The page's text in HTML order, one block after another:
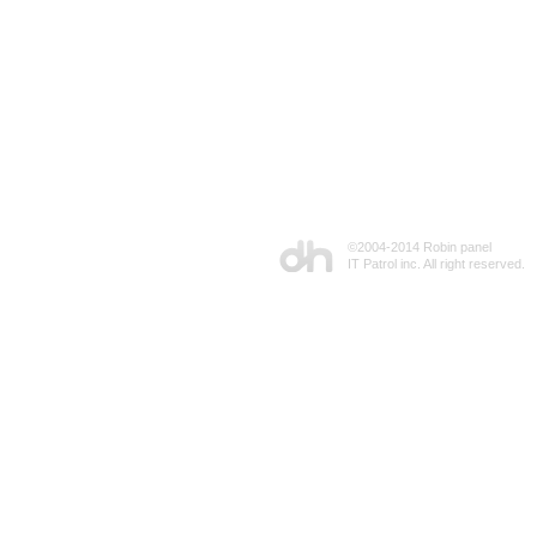
©2004-2014 Robin panel
IT Patrol inc. All right reserved.